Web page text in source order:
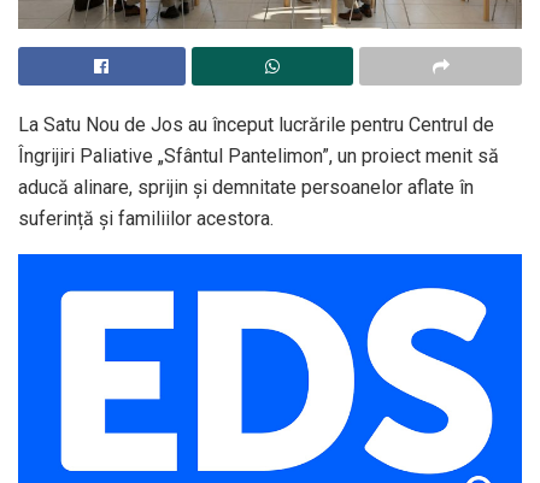
La Satu Nou de Jos au început lucrările pentru Centrul de
Îngrijiri Paliative „Sfântul Pantelimon”, un proiect menit să
aducă alinare, sprijin și demnitate persoanelor aflate în
suferință și familiilor acestora.